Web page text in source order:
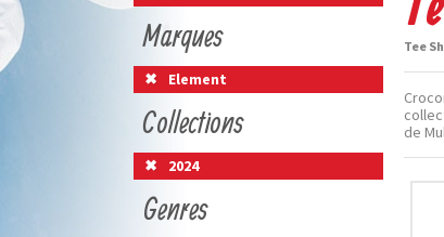
Tee
de
Marques
Element
Collections
2024
Genres